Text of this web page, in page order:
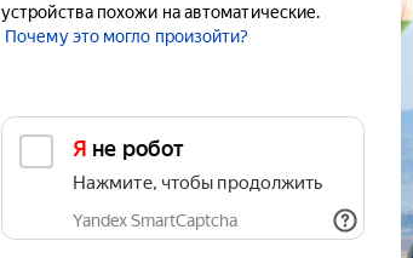
устройства похожи на автоматические.
Почему это могло произойти?
Я не робот
Нажмите, чтобы продолжить
Yandex SmartCaptcha